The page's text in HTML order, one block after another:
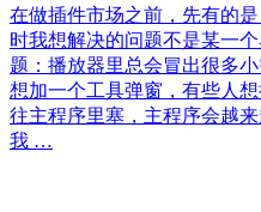
在做插件市场之前，先有的
时我想解决的问题不是某一
题：播放器里总会冒出很多
想加一个工具弹窗，有些人
往主程序里塞，主程序会越
我 …